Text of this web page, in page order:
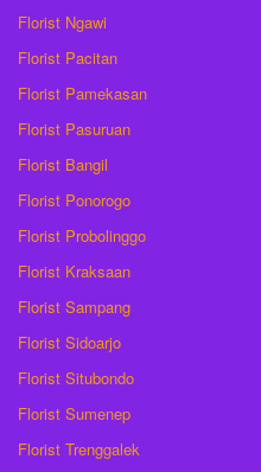
Florist Ngawi
Florist Pacitan
Florist Pamekasan
Florist Pasuruan
Florist Bangil
Florist Ponorogo
Florist Probolinggo
Florist Kraksaan
Florist Sampang
Florist Sidoarjo
Florist Situbondo
Florist Sumenep
Florist Trenggalek